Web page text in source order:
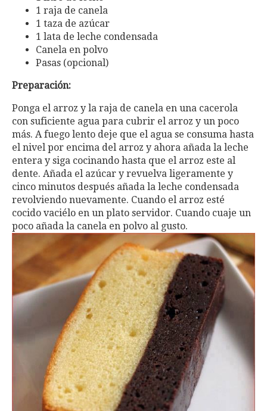
1 raja de canela
1 taza de azúcar
1 lata de leche condensada
Canela en polvo
Pasas (opcional)
Preparación:
Ponga el arroz y la raja de canela en una cacerola
con suficiente agua para cubrir el arroz y un poco
más. A fuego lento deje que el agua se consuma hasta
el nivel por encima del arroz y ahora añada la leche
entera y siga cocinando hasta que el arroz este al
dente. Añada el azúcar y revuelva ligeramente y
cinco minutos después añada la leche condensada
revolviendo nuevamente. Cuando el arroz esté
cocido vaciélo en un plato servidor. Cuando cuaje un
poco añada la canela en polvo al gusto.